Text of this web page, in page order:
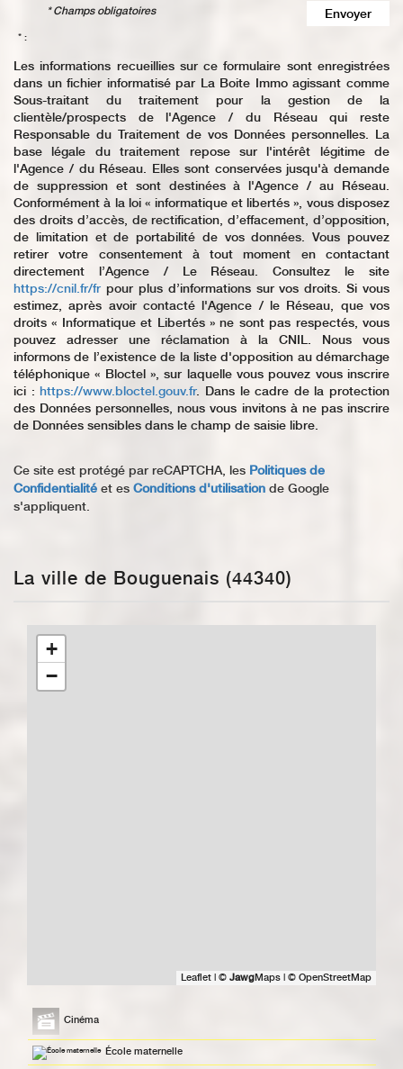
Envoyer
* Champs obligatoires
* :
Les informations recueillies sur ce formulaire sont enregistrées
dans un fichier informatisé par La Boite Immo agissant comme
Sous-traitant du traitement pour la gestion de la
clientèle/prospects de l'Agence / du Réseau qui reste
Responsable du Traitement de vos Données personnelles. La
base légale du traitement repose sur l'intérêt légitime de
l'Agence / du Réseau. Elles sont conservées jusqu'à demande
de suppression et sont destinées à l'Agence / au Réseau.
Conformément à la loi « informatique et libertés », vous disposez
des droits d’accès, de rectification, d’effacement, d’opposition,
de limitation et de portabilité de vos données. Vous pouvez
retirer votre consentement à tout moment en contactant
directement l’Agence / Le Réseau. Consultez le site
https://cnil.fr/fr pour plus d’informations sur vos droits. Si vous
estimez, après avoir contacté l'Agence / le Réseau, que vos
droits « Informatique et Libertés » ne sont pas respectés, vous
pouvez adresser une réclamation à la CNIL. Nous vous
informons de l’existence de la liste d'opposition au démarchage
téléphonique « Bloctel », sur laquelle vous pouvez vous inscrire
ici :https://www.bloctel.gouv.fr. Dans le cadre de la protection
des Données personnelles, nous vous invitons à ne pas inscrire
de Données sensibles dans le champ de saisie libre.
Ce site est protégé par reCAPTCHA, les Politiques de
Confidentialité et es Conditions d'utilisation de Google
s'appliquent.
La ville de Bouguenais (44340)
+
−
Leaflet © JawgMaps © OpenStreetMap
Cinéma
École maternelle